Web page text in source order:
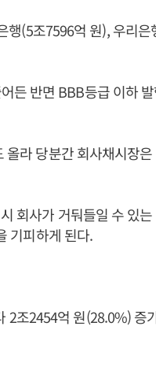
행(5조7596억 원), 우리
든 반면 BBB등급 이하
라 당분간 회사채시장
회사가 거둬들일 수 있
기피하게 된다.
2조2454억 원(28.0%) 증